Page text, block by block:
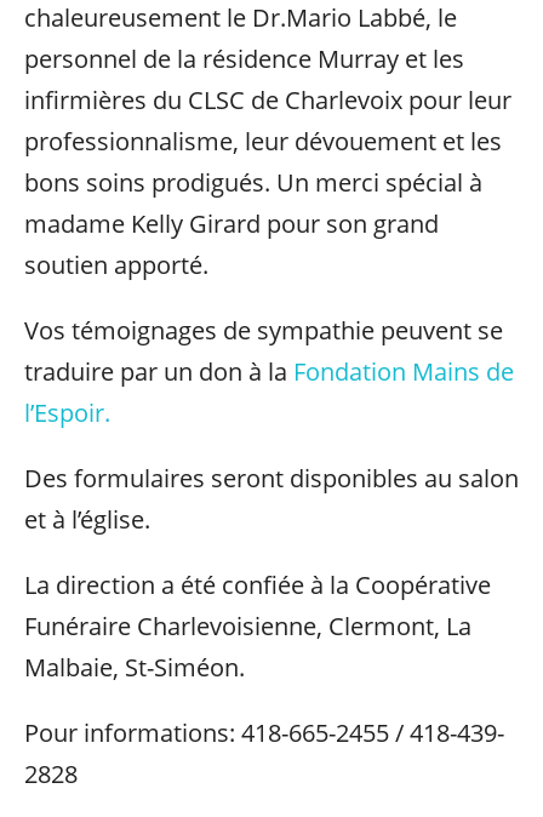
chaleureusement le Dr.Mario Labbé, le
personnel de la résidence Murray et les
infirmières du CLSC de Charlevoix pour leur
professionnalisme, leur dévouement et les
bons soins prodigués. Un merci spécial à
madame Kelly Girard pour son grand
soutien apporté.
Vos témoignages de sympathie peuvent se
traduire par un don à la Fondation Mains de
l’Espoir.
Des formulaires seront disponibles au salon
et à l’église.
La direction a été confiée à la Coopérative
Funéraire Charlevoisienne, Clermont, La
Malbaie, St-Siméon.
Pour informations: 418-665-2455 / 418-439-
2828